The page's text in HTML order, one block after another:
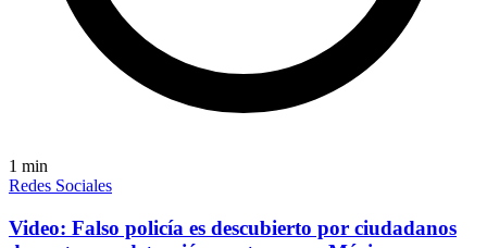
1 min
Redes Sociales
Video: Falso policía es descubierto por ciudadanos